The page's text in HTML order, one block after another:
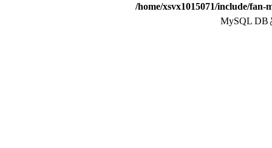
/home/xsvx1015071/include/
MySQL DB